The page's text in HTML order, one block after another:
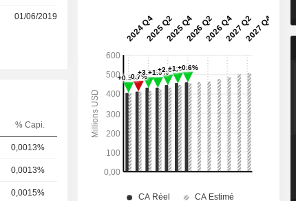
01/06/2019
% Capi.
0,0013%
0,0013%
0,0015%